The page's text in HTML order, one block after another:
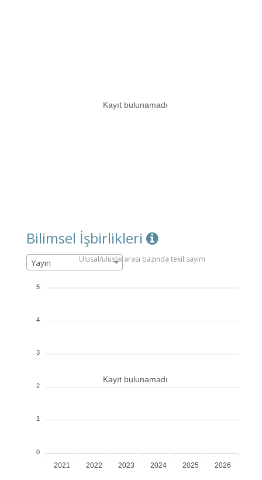
Kayıt bulunamadı
Bilimsel İşbirlikleri
Yayın Ulusal/uluslararası bazında tekil sayım
2021 2022 2023 2024 2025 2026
Kayıt bulunamadı
5
4
3
2
1
0